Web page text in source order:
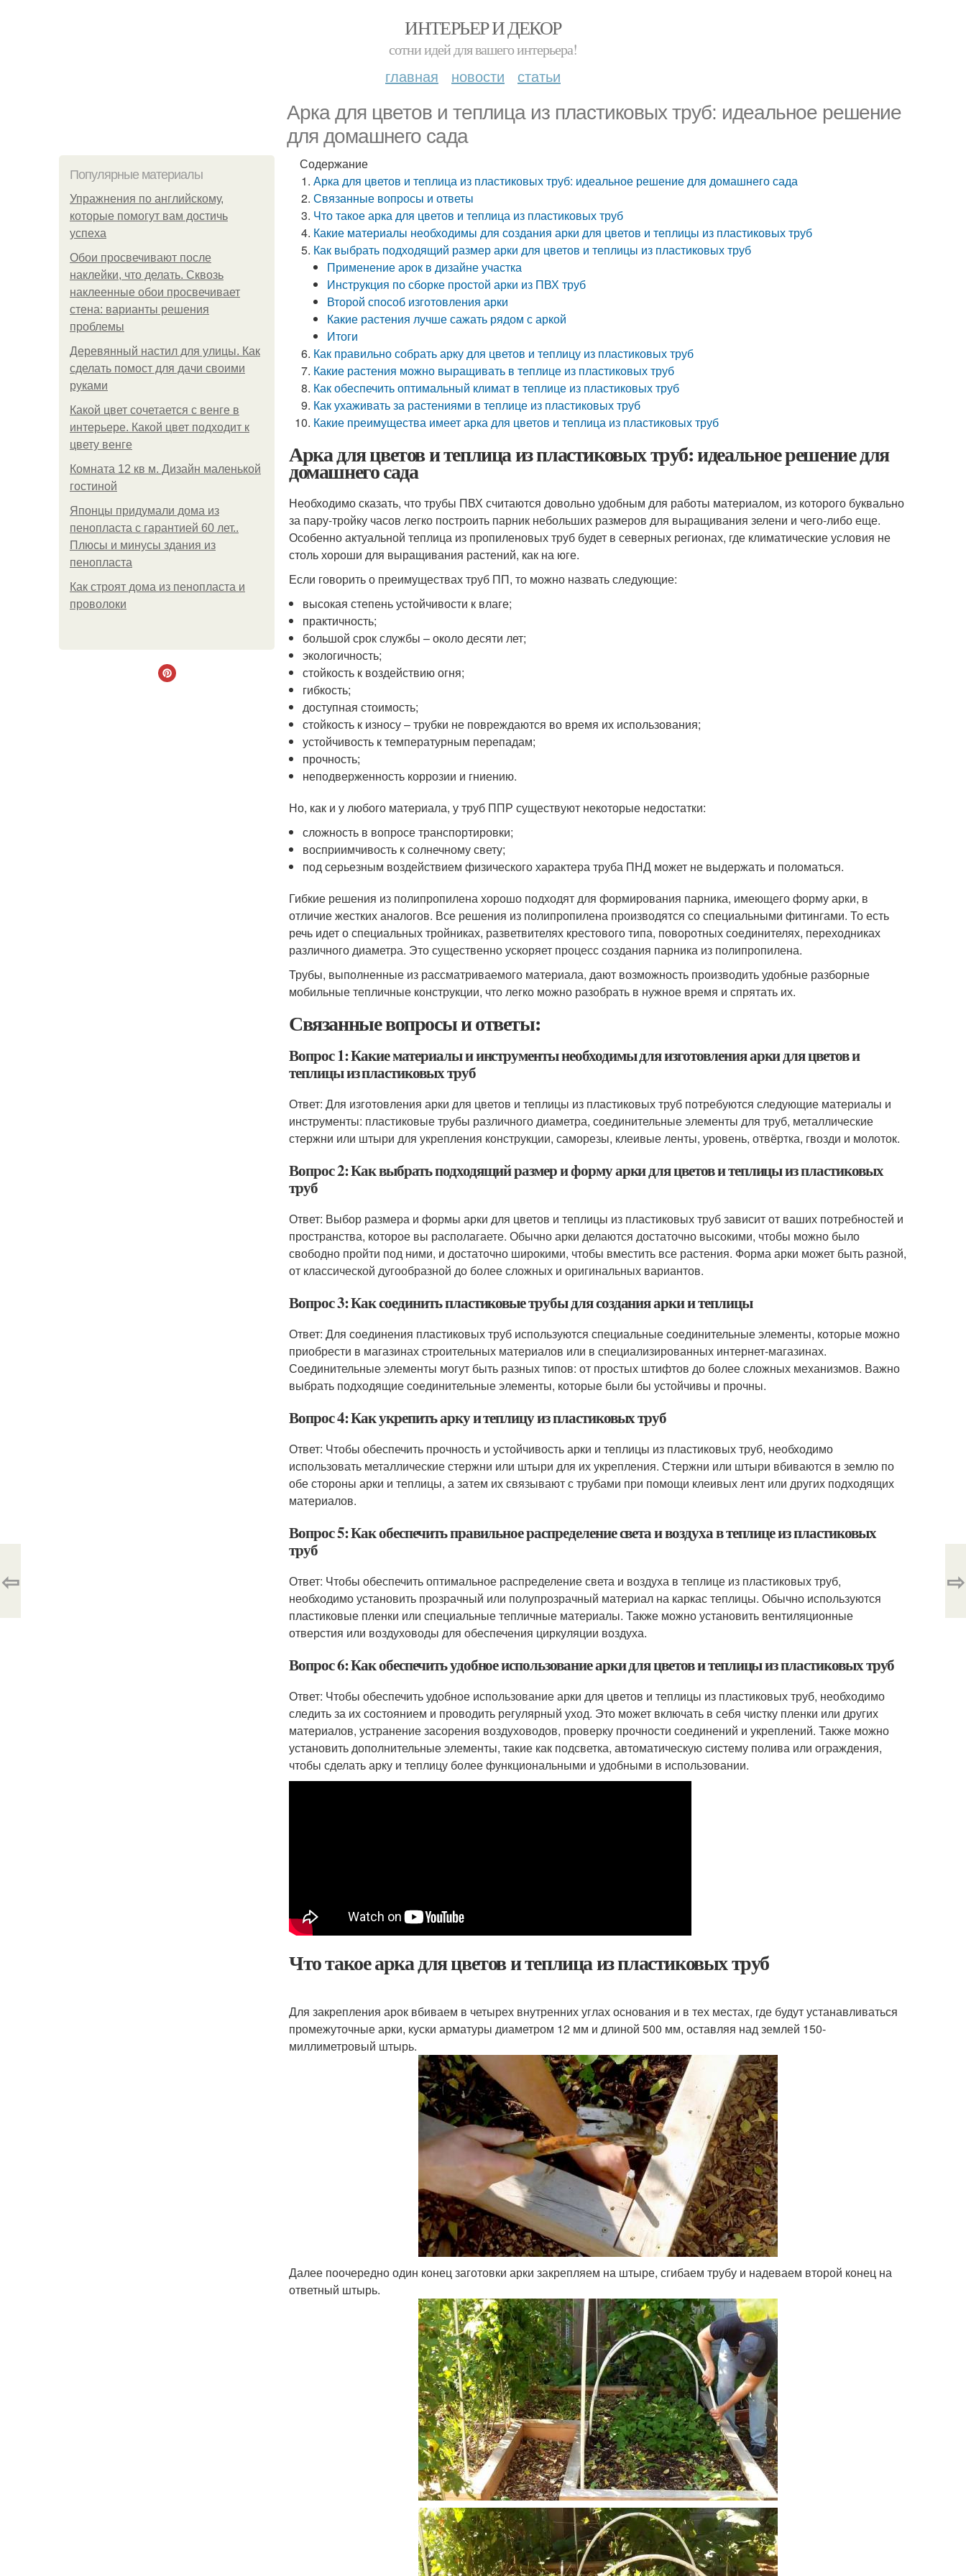
ИНТЕРЬЕР И ДЕКОР
сотни идей для вашего интерьера!
главная новости статьи
Арка для цветов и теплица из пластиковых труб: идеальное решение
для домашнего сада
Популярные материалы
Упражнения по английскому,
которые помогут вам достичь
успеха
Обои просвечивают после
наклейки, что делать. Сквозь
наклеенные обои просвечивает
стена: варианты решения
проблемы
Деревянный настил для улицы. Как
сделать помост для дачи своими
руками
Какой цвет сочетается с венге в
интерьере. Какой цвет подходит к
цвету венге
Комната 12 кв м. Дизайн маленькой
гостиной
Японцы придумали дома из
пенопласта с гарантией 60 лет..
Плюсы и минусы здания из
пенопласта
Как строят дома из пенопласта и
проволоки
Содержание
Арка для цветов и теплица из пластиковых труб: идеальное решение для домашнего сада
Связанные вопросы и ответы
Что такое арка для цветов и теплица из пластиковых труб
Какие материалы необходимы для создания арки для цветов и теплицы из пластиковых труб
Как выбрать подходящий размер арки для цветов и теплицы из пластиковых труб
Применение арок в дизайне участка
Инструкция по сборке простой арки из ПВХ труб
Второй способ изготовления арки
Какие растения лучше сажать рядом с аркой
Итоги
Как правильно собрать арку для цветов и теплицу из пластиковых труб
Какие растения можно выращивать в теплице из пластиковых труб
Как обеспечить оптимальный климат в теплице из пластиковых труб
Как ухаживать за растениями в теплице из пластиковых труб
Какие преимущества имеет арка для цветов и теплица из пластиковых труб
Арка для цветов и теплица из пластиковых труб: идеальное решение для
домашнего сада
Необходимо сказать, что трубы ПВХ считаются довольно удобным для работы материалом, из которого буквально
за пару-тройку часов легко построить парник небольших размеров для выращивания зелени и чего-либо еще.
Особенно актуальной теплица из пропиленовых труб будет в северных регионах, где климатические условия не
столь хороши для выращивания растений, как на юге.
Если говорить о преимуществах труб ПП, то можно назвать следующие:
высокая степень устойчивости к влаге;
практичность;
большой срок службы – около десяти лет;
экологичность;
стойкость к воздействию огня;
гибкость;
доступная стоимость;
стойкость к износу – трубки не повреждаются во время их использования;
устойчивость к температурным перепадам;
прочность;
неподверженность коррозии и гниению.
Но, как и у любого материала, у труб ППР существуют некоторые недостатки:
сложность в вопросе транспортировки;
восприимчивость к солнечному свету;
под серьезным воздействием физического характера труба ПНД может не выдержать и поломаться.
Гибкие решения из полипропилена хорошо подходят для формирования парника, имеющего форму арки, в
отличие жестких аналогов. Все решения из полипропилена производятся со специальными фитингами. То есть
речь идет о специальных тройниках, разветвителях крестового типа, поворотных соединителях, переходниках
различного диаметра. Это существенно ускоряет процесс создания парника из полипропилена.
Трубы, выполненные из рассматриваемого материала, дают возможность производить удобные разборные
мобильные тепличные конструкции, что легко можно разобрать в нужное время и спрятать их.
Связанные вопросы и ответы:
Вопрос 1: Какие материалы и инструменты необходимы для изготовления арки для цветов и
теплицы из пластиковых труб
Ответ: Для изготовления арки для цветов и теплицы из пластиковых труб потребуются следующие материалы и
инструменты: пластиковые трубы различного диаметра, соединительные элементы для труб, металлические
стержни или штыри для укрепления конструкции, саморезы, клеивые ленты, уровень, отвёртка, гвозди и молоток.
Вопрос 2: Как выбрать подходящий размер и форму арки для цветов и теплицы из пластиковых
труб
Ответ: Выбор размера и формы арки для цветов и теплицы из пластиковых труб зависит от ваших потребностей и
пространства, которое вы располагаете. Обычно арки делаются достаточно высокими, чтобы можно было
свободно пройти под ними, и достаточно широкими, чтобы вместить все растения. Форма арки может быть разной,
от классической дугообразной до более сложных и оригинальных вариантов.
Вопрос 3: Как соединить пластиковые трубы для создания арки и теплицы
Ответ: Для соединения пластиковых труб используются специальные соединительные элементы, которые можно
приобрести в магазинах строительных материалов или в специализированных интернет-магазинах.
Соединительные элементы могут быть разных типов: от простых штифтов до более сложных механизмов. Важно
выбрать подходящие соединительные элементы, которые были бы устойчивы и прочны.
Вопрос 4: Как укрепить арку и теплицу из пластиковых труб
Ответ: Чтобы обеспечить прочность и устойчивость арки и теплицы из пластиковых труб, необходимо
использовать металлические стержни или штыри для их укрепления. Стержни или штыри вбиваются в землю по
обе стороны арки и теплицы, а затем их связывают с трубами при помощи клеивых лент или других подходящих
материалов.
Вопрос 5: Как обеспечить правильное распределение света и воздуха в теплице из пластиковых
труб
Ответ: Чтобы обеспечить оптимальное распределение света и воздуха в теплице из пластиковых труб,
необходимо установить прозрачный или полупрозрачный материал на каркас теплицы. Обычно используются
пластиковые пленки или специальные тепличные материалы. Также можно установить вентиляционные
отверстия или воздуховоды для обеспечения циркуляции воздуха.
Вопрос 6: Как обеспечить удобное использование арки для цветов и теплицы из пластиковых труб
Ответ: Чтобы обеспечить удобное использование арки для цветов и теплицы из пластиковых труб, необходимо
следить за их состоянием и проводить регулярный уход. Это может включать в себя чистку пленки или других
материалов, устранение засорения воздуховодов, проверку прочности соединений и укреплений. Также можно
установить дополнительные элементы, такие как подсветка, автоматическую систему полива или ограждения,
чтобы сделать арку и теплицу более функциональными и удобными в использовании.
Что такое арка для цветов и теплица из пластиковых труб
Для закрепления арок вбиваем в четырех внутренних углах основания и в тех местах, где будут устанавливаться
промежуточные арки, куски арматуры диаметром 12 мм и длиной 500 мм, оставляя над землей 150-
миллиметровый штырь.
Далее поочередно один конец заготовки арки закрепляем на штыре, сгибаем трубу и надеваем второй конец на
ответный штырь.
⇦ ⇨